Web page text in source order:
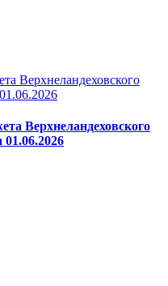
Верхнеландеховского
Верхнеландеховского